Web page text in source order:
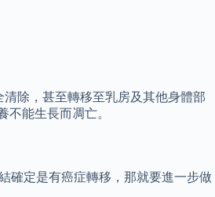
除，甚至轉移至乳房及其他身體部
能生長而凋亡。
確定是有癌症轉移，那就要進一步做